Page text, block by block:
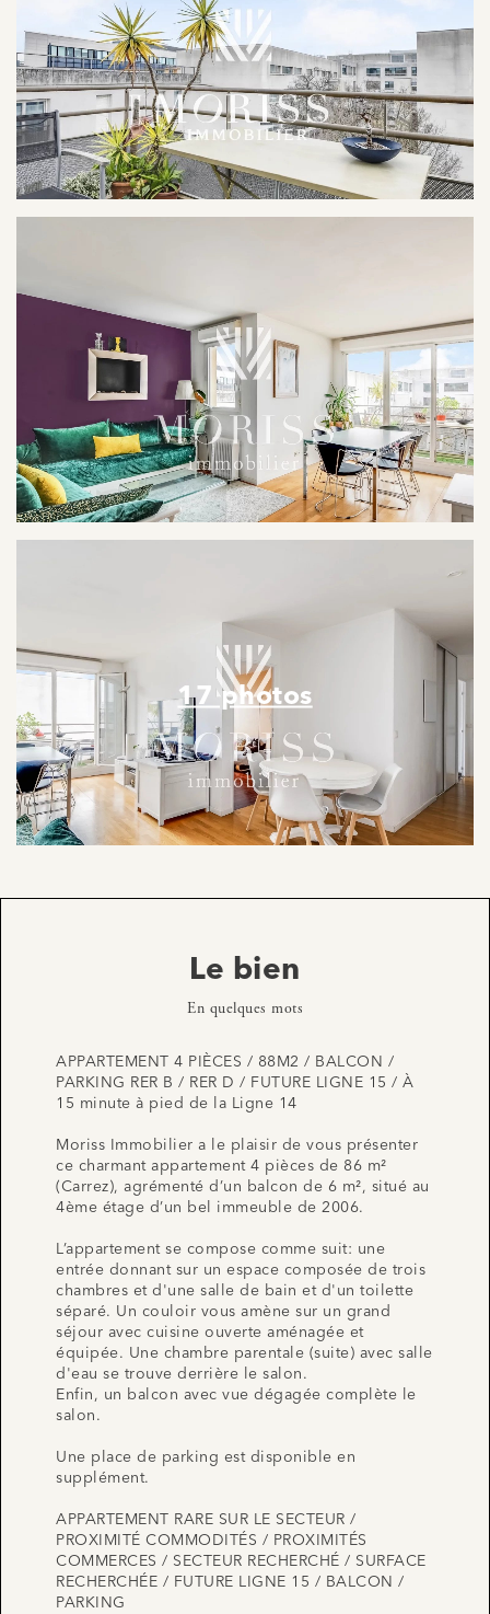
17 photos
Le bien
En quelques mots
APPARTEMENT 4 PIÈCES / 88M2 / BALCON /
PARKING RER B / RER D / FUTURE LIGNE 15 / À
15 minute à pied de la Ligne 14
Moriss Immobilier a le plaisir de vous présenter
ce charmant appartement 4 pièces de 86 m²
(Carrez), agrémenté d’un balcon de 6 m², situé au
4ème étage d’un bel immeuble de 2006.
L’appartement se compose comme suit: une
entrée donnant sur un espace composée de trois
chambres et d'une salle de bain et d'un toilette
séparé. Un couloir vous amène sur un grand
séjour avec cuisine ouverte aménagée et
équipée. Une chambre parentale (suite) avec salle
d'eau se trouve derrière le salon.
Enfin, un balcon avec vue dégagée complète le
salon.
Une place de parking est disponible en
supplément.
APPARTEMENT RARE SUR LE SECTEUR /
PROXIMITÉ COMMODITÉS / PROXIMITÉS
COMMERCES / SECTEUR RECHERCHÉ / SURFACE
RECHERCHÉE / FUTURE LIGNE 15 / BALCON /
PARKING